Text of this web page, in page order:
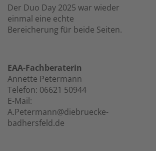
Der Duo Day 2025 war wieder
einmal eine echte
Bereicherung für beide Seiten.
EAA-Fachberaterin
Annette Petermann
Telefon: 06621 50944
E-Mail:
A.Petermann@diebruecke-
badhersfeld.de